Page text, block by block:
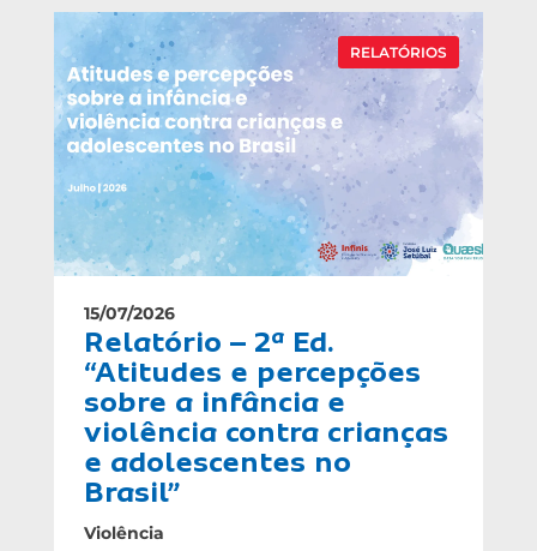
RELATÓRIOS
15/07/2026
Relatório – 2ª Ed.
“Atitudes e percepções
sobre a infância e
violência contra crianças
e adolescentes no
Brasil”
Violência